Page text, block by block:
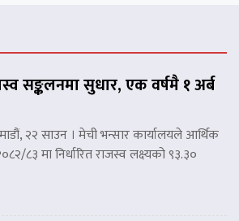
सङ्कलनमा सुधार, एक वर्षमै १ अर्ब
२२ साउन । मेची भन्सार कार्यालयले आर्थिक
८३ मा निर्धारित राजस्व लक्ष्यको ९३.३०